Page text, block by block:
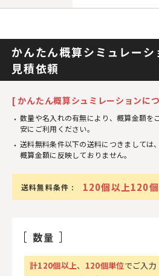
かんたん概算シミュレーシ
見積依頼
[ かんたん概算シュミレーションに
数量や名入れの有無により、概算金額を
安にご利用ください。
送料無料条件以下の送料につきましては、
概算金額に反映しておりません。
送料無料条件 : 120個以上120
数量
計120個以上、 120個単位でご入力